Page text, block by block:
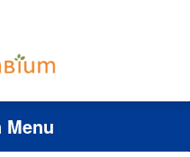
Menu